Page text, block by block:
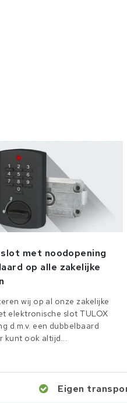
met noodopening
op alle zakelijke
wij op al onze zakelijke
elektronische slot TULOX
d.m.v. een dubbelbaard
kunt ook altijd...
Eigen